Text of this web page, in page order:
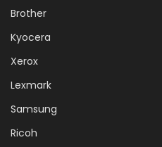
Brother
Kyocera
Xerox
Lexmark
Samsung
Ricoh